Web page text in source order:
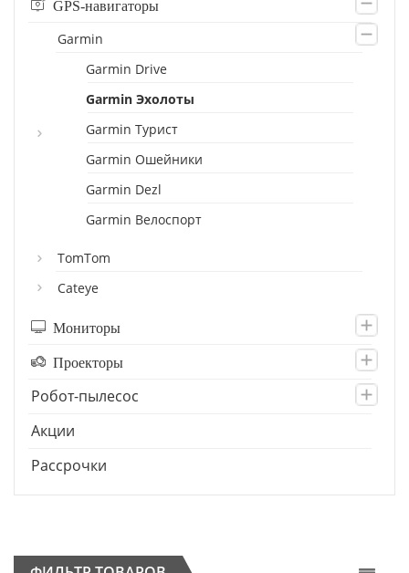
GPS-навигаторы
Garmin
Garmin Drive
Garmin Эхолоты
Garmin Турист
Garmin Ошейники
Garmin Dezl
Garmin Велоспорт
TomTom
Cateye
Мониторы
Проекторы
Робот-пылесос
Акции
Рассрочки